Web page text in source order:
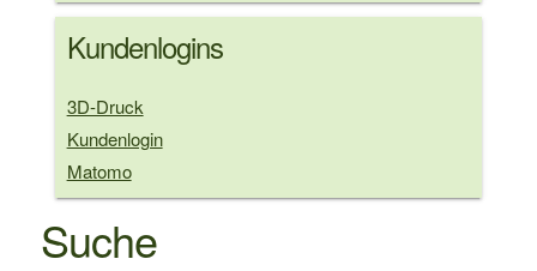
Kundenlogins
3D-Druck
Kundenlogin
Matomo
Suche